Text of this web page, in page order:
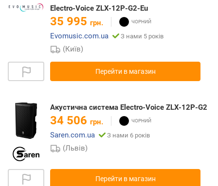
Electro-Voice ZLX-12P-G2-Eu
35 995 грн.
Evomusic.com.ua
З нами 5 років
(Київ)
Перейти в магазин
Акустична система Electro-Voice ZLX-12P-G2
34 506 грн.
Saren.com.ua
З нами 6 років
(Львів)
Перейти в магазин